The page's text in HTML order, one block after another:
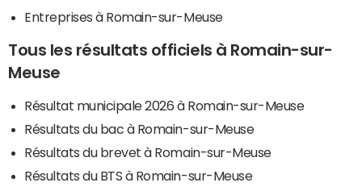
Entreprises à Romain-sur-Meuse
Tous les résultats officiels à Romain-sur-
Meuse
Résultat municipale 2026 à Romain-sur-Meuse
Résultats du bac à Romain-sur-Meuse
Résultats du brevet à Romain-sur-Meuse
Résultats du BTS à Romain-sur-Meuse